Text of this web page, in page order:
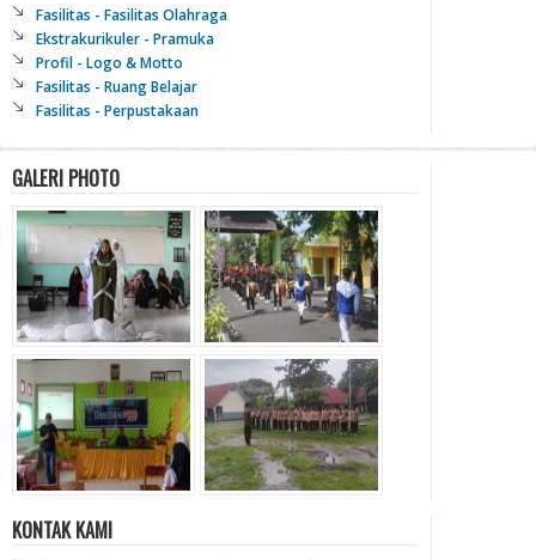
Fasilitas - Fasilitas Olahraga
Ekstrakurikuler - Pramuka
Profil - Logo & Motto
Fasilitas - Ruang Belajar
Fasilitas - Perpustakaan
GALERI PHOTO
KONTAK KAMI